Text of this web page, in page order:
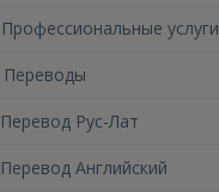
Профессиональные услуги
Переводы
Перевод Рус-Лат
Перевод Английский